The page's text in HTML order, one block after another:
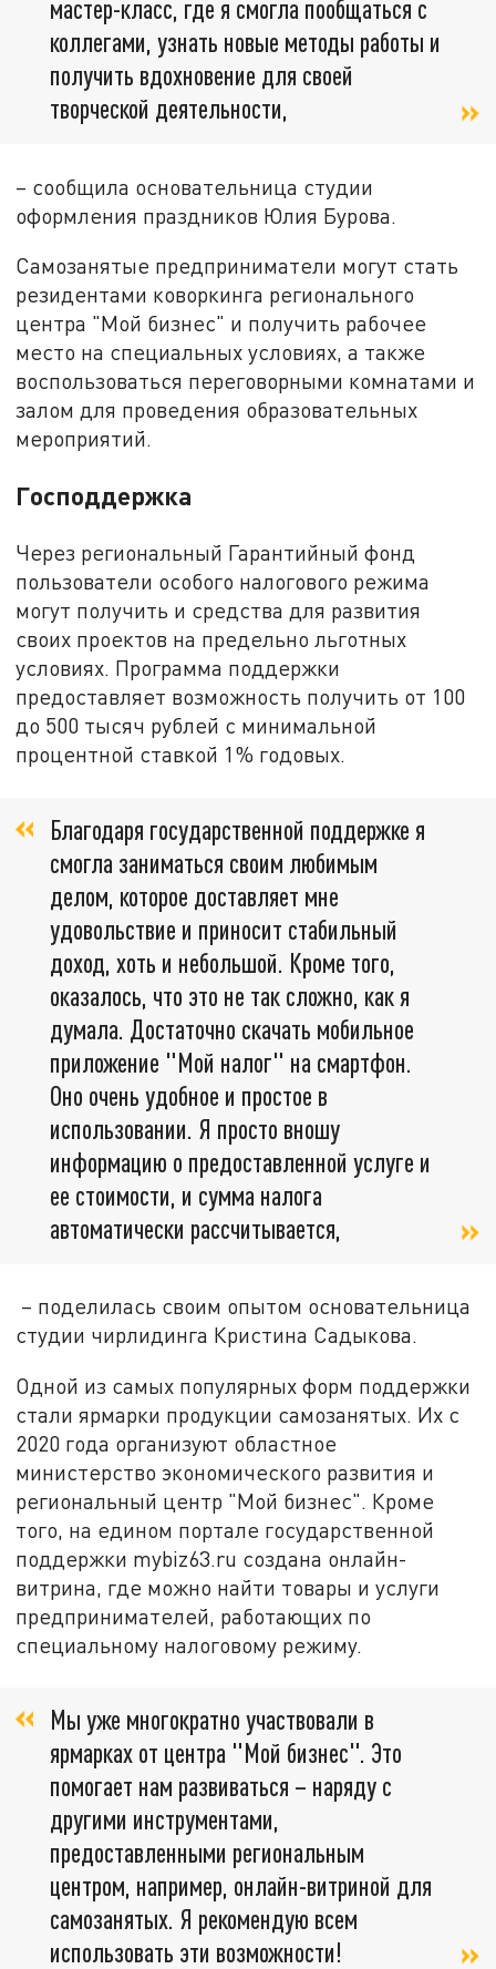
мастер-класс, где я смогла пообщаться с
коллегами, узнать новые методы работы и
получить вдохновение для своей
творческой деятельности,
– сообщила основательница студии
оформления праздников Юлия Бурова.
Самозанятые предприниматели могут стать
резидентами коворкинга регионального
центра "Мой бизнес" и получить рабочее
место на специальных условиях, а также
воспользоваться переговорными комнатами и
залом для проведения образовательных
мероприятий.
Господдержка
Через региональный Гарантийный фонд
пользователи особого налогового режима
могут получить и средства для развития
своих проектов на предельно льготных
условиях. Программа поддержки
предоставляет возможность получить от 100
до 500 тысяч рублей с минимальной
процентной ставкой 1% годовых.
Благодаря государственной поддержке я
смогла заниматься своим любимым
делом, которое доставляет мне
удовольствие и приносит стабильный
доход, хоть и небольшой. Кроме того,
оказалось, что это не так сложно, как я
думала. Достаточно скачать мобильное
приложение "Мой налог" на смартфон.
Оно очень удобное и простое в
использовании. Я просто вношу
информацию о предоставленной услуге и
ее стоимости, и сумма налога
автоматически рассчитывается,
– поделилась своим опытом основательница
студии чирлидинга Кристина Садыкова.
Одной из самых популярных форм поддержки
стали ярмарки продукции самозанятых. Их с
2020 года организуют областное
министерство экономического развития и
региональный центр "Мой бизнес". Кроме
того, на едином портале государственной
поддержки mybiz63.ru создана онлайн-
витрина, где можно найти товары и услуги
предпринимателей, работающих по
специальному налоговому режиму.
Мы уже многократно участвовали в
ярмарках от центра "Мой бизнес". Это
помогает нам развиваться – наряду с
другими инструментами,
предоставленными региональным
центром, например, онлайн-витриной для
самозанятых. Я рекомендую всем
использовать эти возможности!